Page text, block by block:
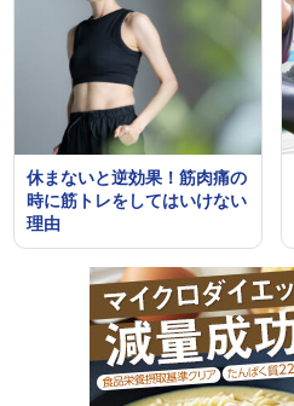
休まないと逆効果！筋肉痛の
時に筋トレをしてはいけない
理由